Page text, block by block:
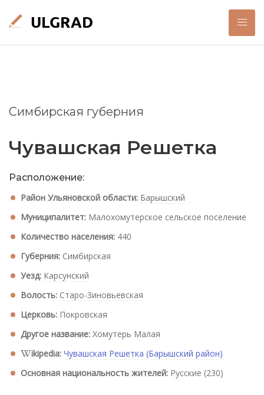
Симбирская губерния
Чувашская Решетка
Расположение:
Район Ульяновской области: Барышский
Муниципалитет: Малохомутерское сельское поселение
Количество населения: 440
Губерния: Симбирская
Уезд: Карсунский
Волость: Старо-Зиновьевская
Церковь: Покровская
Другое название: Хомутерь Малая
ikipedia: Чувашская Решетка (Барышский район)
Основная национальность жителей: Русские (230)